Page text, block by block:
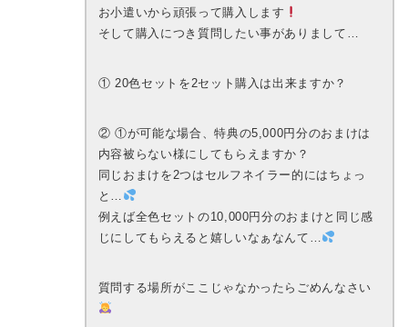
お小遣いから頑張って購入します
そして購入につき質問したい事がありまして…
① 20色セットを2セット購入は出来ますか？
② ①が可能な場合、特典の5,000円分のおまけは
内容被らない様にしてもらえますか？
同じおまけを2つはセルフネイラー的にはちょっ
と…
例えば全色セットの10,000円分のおまけと同じ感
じにしてもらえると嬉しいなぁなんて…
質問する場所がここじゃなかったらごめんなさい